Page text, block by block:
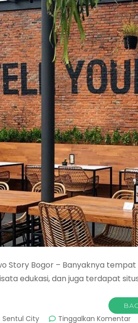
Story Bogor – Banyaknya
edukasi, dan juga terdapat
Sentul City Tinggalkan Komentar